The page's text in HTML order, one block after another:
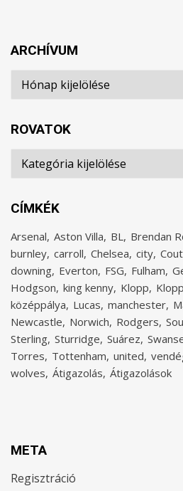
ARCHÍVUM
Archívum
ROVATOK
Rovatok
CÍMKÉK
Arsenal Aston Villa BL Brendan
burnley carroll Chelsea city
downing Everton FSG Fulham
Hodgson king kenny Klopp
középpálya Lucas manchester
Newcastle Norwich Rodgers
Sterling Sturridge Suárez
Torres Tottenham united
wolves Átigazolás Átigazolások
META
Regisztráció